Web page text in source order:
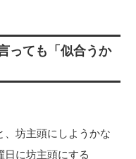
っても「似合うか
、坊主頭にしようかな
日に坊主頭にする